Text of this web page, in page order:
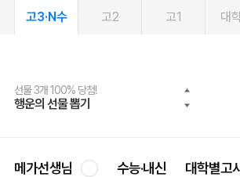
고3·N수 고2 고1 대
선물 3개 100% 당첨!
행운의 선물 뽑기
선물 100% 증정!
메가스터디 X 올리브
여름방학 스터디 캐시백
메가런 썸머스쿨
2027 러셀 단과
강사 공개선발
스마트러닝앱
설문 EVENT
메가패스
3일 무료 체험권
메가패스 수강생 무료혜택!
메가클럽 멤버십
사회공헌 캠페인
희망이룸 메가나눔
메가선생님 수능·내신 대학별고